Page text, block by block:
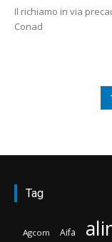
Il richiamo in via
Conad
1
Tag
Agcom Aifa